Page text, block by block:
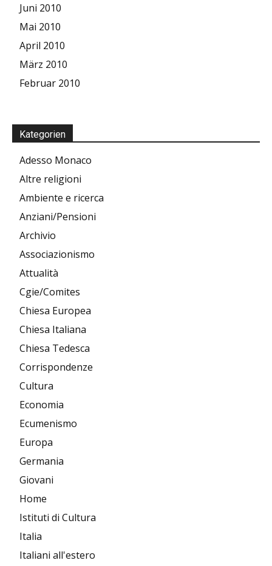
Juni 2010
Mai 2010
April 2010
März 2010
Februar 2010
Kategorien
Adesso Monaco
Altre religioni
Ambiente e ricerca
Anziani/Pensioni
Archivio
Associazionismo
Attualità
Cgie/Comites
Chiesa Europea
Chiesa Italiana
Chiesa Tedesca
Corrispondenze
Cultura
Economia
Ecumenismo
Europa
Germania
Giovani
Home
Istituti di Cultura
Italia
Italiani all'estero